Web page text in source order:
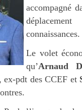
accompagné
connaissances.
Le volet
qu’Arnaud
ex-pdt des CCEF et